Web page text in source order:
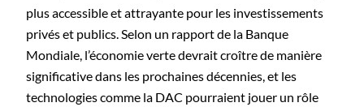
plus accessible et attrayante pour les investissements
privés et publics. Selon un rapport de la Banque
Mondiale, l’économie verte devrait croître de manière
significative dans les prochaines décennies, et les
technologies comme la DAC pourraient jouer un rôle